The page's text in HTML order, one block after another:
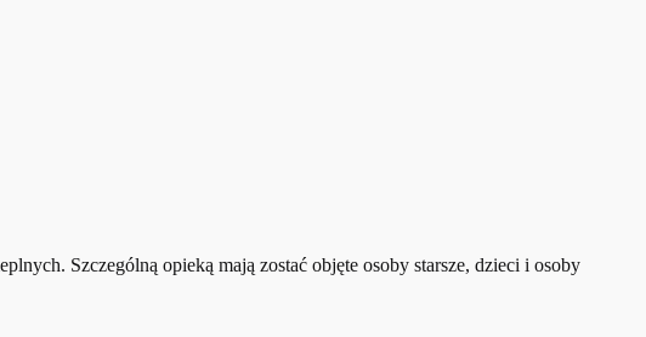
Szczególną opieką mają zostać objęte osoby starsze, dzieci i osoby